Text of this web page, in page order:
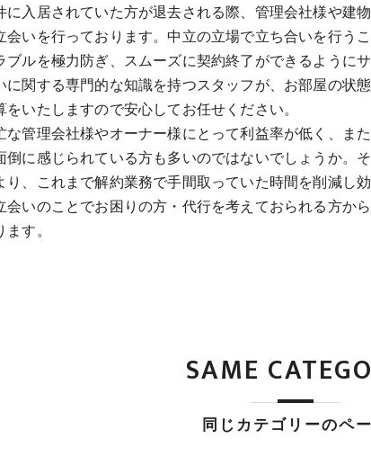
入居されていた方が退去される際、管理会社様や建物
いを行っております。中立の立場で立ち合いを行うこ
ルを極力防ぎ、スムーズに契約終了ができるようにサ
関する専門的な知識を持つスタッフが、お部屋の状態
いたしますので安心してお任せください。
管理会社様やオーナー様にとって利益率が低く、また
に感じられている方も多いのではないでしょうか。そ
、これまで解約業務で手間取っていた時間を削減し効
いのことでお困りの方・代行を考えておられる方から
す。
同じカテゴリーのペ
SAME